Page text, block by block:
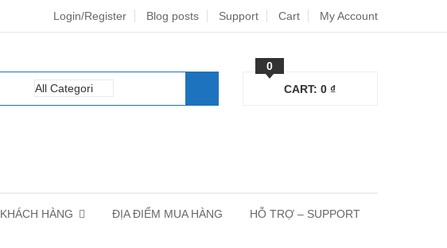
Login/Register Blog posts Support Cart My Account
0
CART: 0 ₫
KHÁCH HÀNG ĐỊA ĐIỂM MUA HÀNG HỖ TRỢ – SUPPORT